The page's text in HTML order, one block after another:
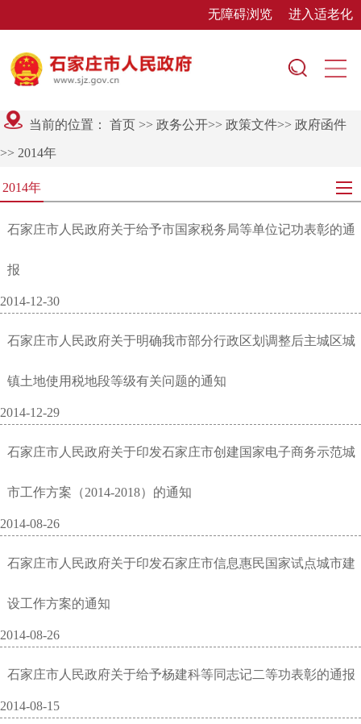
无障碍浏览 进入适老化
当前的位置： 首页 >> 政务公开>> 政策文件>> 政府函件
>> 2014年
2014年
石家庄市人民政府关于给予市国家税务局等单位记功表彰的通
报
2014-12-30
石家庄市人民政府关于明确我市部分行政区划调整后主城区城
镇土地使用税地段等级有关问题的通知
2014-12-29
石家庄市人民政府关于印发石家庄市创建国家电子商务示范城
市工作方案（2014-2018）的通知
2014-08-26
石家庄市人民政府关于印发石家庄市信息惠民国家试点城市建
设工作方案的通知
2014-08-26
石家庄市人民政府关于给予杨建科等同志记二等功表彰的通报
2014-08-15